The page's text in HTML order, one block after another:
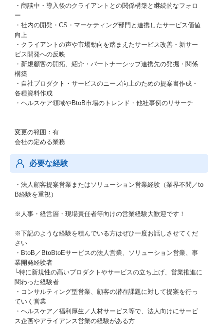
・商談中・導入後のクライアントとの関係構築と継続的なフォロ
ー
・社内の開発・CS・マーケティング部門と連携したサービス価値
向上
・クライアントの声や市場動向を踏まえたサービス改善・新サー
ビス開発への反映
・新規顧客の開拓、紹介・パートナーシップ連携先の発掘・関係
構築
・自社プロダクト・サービスのニーズ向上のための提案書作成・
各種資料作成
・ヘルスケア領域やBtoB市場のトレンド・他社事例のリサーチ
変更の範囲：有
会社の定める業務
必要な経験
・法人顧客提案営業またはソリューション営業経験（業界不問／to
B経験を重視）
※人事・経営層・現場責任者等向けの営業経験大歓迎です！
※下記のような経験を積んでいる方はぜひ一度お話しさせてくだ
さい
・BtoB／BtoBtoEサービスの法人営業、ソリューション営業、事
業開発経験者
└特に新規性の高いプロダクトやサービスの立ち上げ、営業推進に
関わった経験者
・コンサルティング型営業、顧客の潜在課題に対して提案を行っ
ていく営業
・ヘルスケア／福利厚生／人材サービス等で、法人向けにサービ
ス企画やアライアンス営業の経験がある方